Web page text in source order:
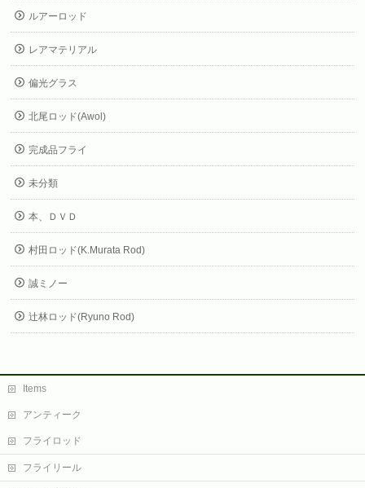
ルアーロッド
レアマテリアル
偏光グラス
北尾ロッド(Awol)
完成品フライ
未分類
本、ＤＶＤ
村田ロッド(K.Murata Rod)
誠ミノー
辻林ロッド(Ryuno Rod)
Items
アンティーク
フライロッド
フライリール